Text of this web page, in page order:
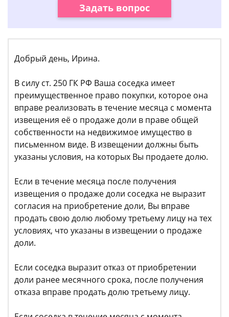
Задать вопрос
Добрый день, Ирина.
В силу ст. 250 ГК РФ Ваша соседка имеет
преимущественное право покупки, которое она
вправе реализовать в течение месяца с момента
извещения её о продаже доли в праве общей
собственности на недвижимое имущество в
письменном виде. В извещении должны быть
указаны условия, на которых Вы продаете долю.
Если в течение месяца после получения
извещения о продаже доли соседка не выразит
согласия на приобретение доли, Вы вправе
продать свою долю любому третьему лицу на тех
условиях, что указаны в извещении о продаже
доли.
Если соседка выразит отказ от приобретении
доли ранее месячного срока, после получения
отказа вправе продать долю третьему лицу.